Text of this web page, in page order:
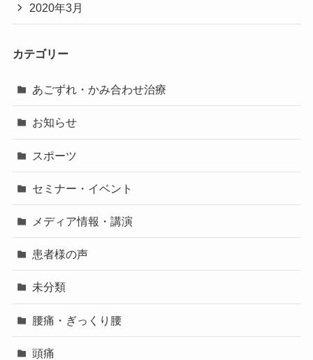
2020年3月
カテゴリー
あごずれ・かみ合わせ治療
お知らせ
スポーツ
セミナー・イベント
メディア情報・講演
患者様の声
未分類
腰痛・ぎっくり腰
頭痛